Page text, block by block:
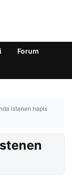
Forum
istenen hapis